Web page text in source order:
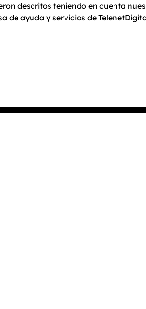
descritos teniendo en cuenta
de ayuda y servicios de